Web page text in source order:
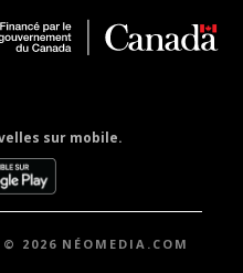
sur mobile.
© 2026 NÉOMEDIA.COM